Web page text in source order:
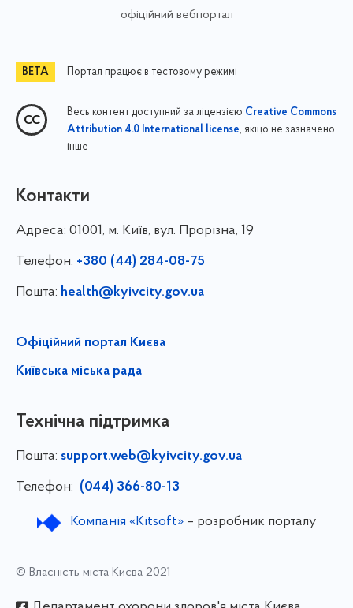
офіційний вебпортал
Портал працює в тестовому режимі
Весь контент доступний за ліцензією Creative Commons
Attribution 4.0 International license, якщо не зазначено
інше
Контакти
Адреса: 01001, м. Київ, вул. Прорізна, 19
Телефон: +380 (44) 284-08-75
Пошта: health@kyivcity.gov.ua
Офіційний портал Києва
Київська міська рада
Технічна підтримка
Пошта: support.web@kyivcity.gov.ua
Телефон: (044) 366-80-13
Компанія «Kitsoft»– розробник порталу
© Власність міста Києва 2021